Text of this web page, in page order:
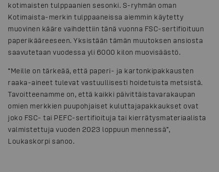
kotimaisten tulppaanien sesonki. S-ryhmän oman
Kotimaista-merkin tulppaaneissa aiemmin käytetty
muovinen kääre vaihdettiin tänä vuonna FSC-sertifioituun
paperikääreeseen. Yksistään tämän muutoksen ansiosta
saavutetaan vuodessa yli 6000 kilon muovisäästö.
“Meille on tärkeää, että paperi- ja kartonkipakkausten
raaka-aineet tulevat vastuullisesti hoidetuista metsistä.
Tavoitteenamme on, että kaikki päivittäistavarakaupan
omien merkkien puupohjaiset kuluttajapakkaukset ovat
joko FSC- tai PEFC-sertifioituja tai kierrätysmateriaalista
valmistettuja vuoden 2023 loppuun mennessä”,
Loukaskorpi sanoo.